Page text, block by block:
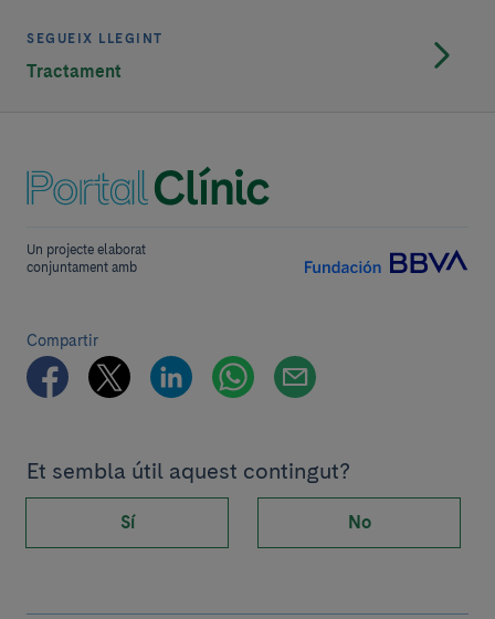
SEGUEIX LLEGINT
Tractament
Un projecte elaborat
conjuntament amb
Compartir
Et sembla útil aquest contingut?
Sí No